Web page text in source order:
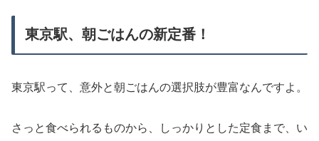
東京駅、朝ごはんの新定番！
東京駅って、意外と朝ごはんの選択肢が豊富なんですよ。
さっと食べられるものから、しっかりとした定食まで、い